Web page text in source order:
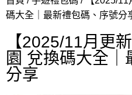
碼大全｜最新禮包碼、序號分
【2025/11月更
園 兌換碼大全｜
分享